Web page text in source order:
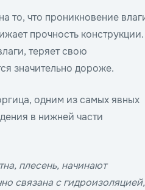
то, что проникновение
прочность конструкции.
теряет свою
значительно дороже.
одним из самых явных
в нижней части
плесень, начинают
связана с гидроизоляцией,